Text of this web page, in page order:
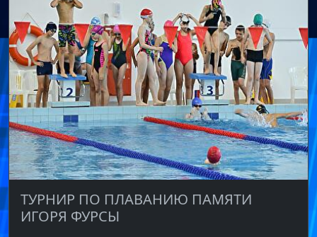
ТУРНИР ПО ПЛАВАНИЮ ПАМЯТИ
ИГОРЯ ФУРСЫ